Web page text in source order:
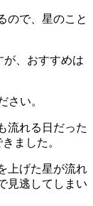
ので、星のこと
、おすすめは
さい。
流れる日だった
ました。
上げた星が流れ
見逃してしまい